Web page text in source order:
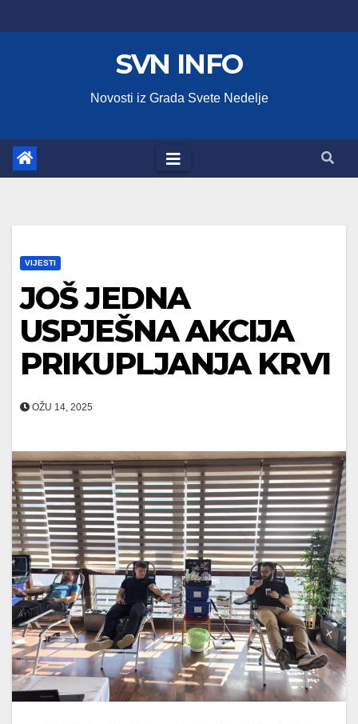
to
SVN INFO
Novosti iz Grada Svete Nedelje
VIJESTI
JOŠ JEDNA
USPJEŠNA AKCIJA
PRIKUPLJANJA KRVI
OŽU 14, 2025